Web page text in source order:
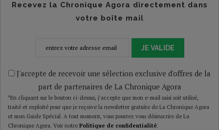
Recevez la Chronique Agora directement dans
votre boîte mail
JE VALIDE
J'accepte de recevoir une sélection exclusive d'offres de la
part de partenaires de La Chronique Agora
*En cliquant sur le bouton ci-dessus, j’accepte que mon e-mail saisi soit utilisé,
traité et exploité pour que je reçoive la newsletter gratuite de La Chronique Agora
et mon Guide Spécial. A tout moment, vous pourrez vous désinscrire de La
Chronique Agora. Voir notre Politique de confidentialité.